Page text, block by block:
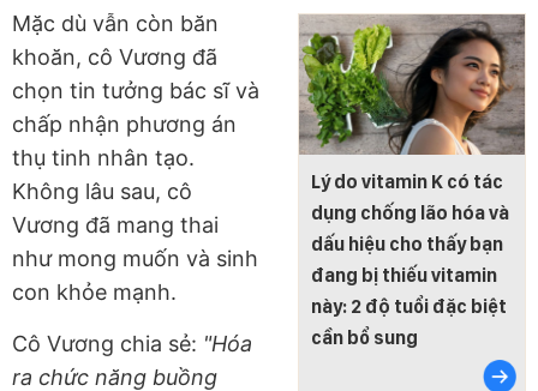
Lý do vitamin K có tác
dụng chống lão hóa và
dấu hiệu cho thấy bạn
đang bị thiếu vitamin
này: 2 độ tuổi đặc biệt
cần bổ sung
Mặc dù vẫn còn băn
khoăn, cô Vương đã
chọn tin tưởng bác sĩ và
chấp nhận phương án
thụ tinh nhân tạo.
Không lâu sau, cô
Vương đã mang thai
như mong muốn và sinh
con khỏe mạnh.
Cô Vương chia sẻ: "Hóa
ra chức năng buồng